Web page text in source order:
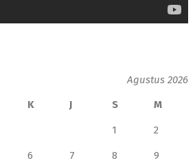
Agustus 2026
K J S M
1 2
6 7 8 9